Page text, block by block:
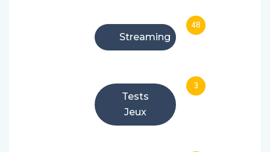
Streaming
48
Tests
Jeux
3